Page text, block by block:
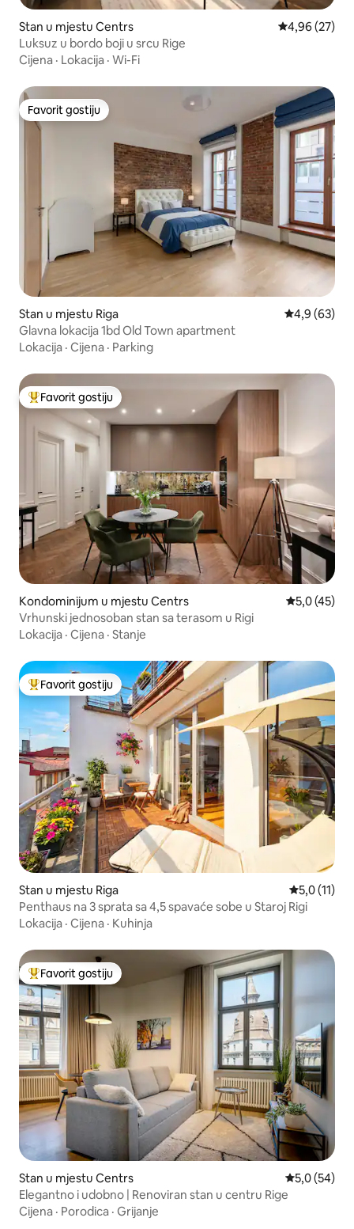
Stan u mjestu Centrs prosječna
4,96 (27)
Luksuz u bordo boji u srcu Rige
Cijena · Lokacija · Wi-Fi
Favorit gostiju
Favorit gostiju
Stan u mjestu Riga prosječna
4,9 (63)
Glavna lokacija 1bd Old Town apartment
Lokacija · Cijena · Parking
Glavni favorit gostiju
Favorit gostiju
Kondominijum u mjestu Centrs prosječna
5,0 (45)
Vrhunski jednosoban stan sa terasom u Rigi
Lokacija · Cijena · Stanje
Glavni favorit gostiju
Favorit gostiju
Stan u mjestu Riga prosječna
5,0 (11)
Penthaus na 3 sprata sa 4,5 spavaće sobe u Staroj Rigi
Lokacija · Cijena · Kuhinja
Glavni favorit gostiju
Favorit gostiju
Stan u mjestu Centrs prosječna
5,0 (54)
Elegantno i udobno | Renoviran stan u centru Rige
Cijena · Porodica · Grijanje